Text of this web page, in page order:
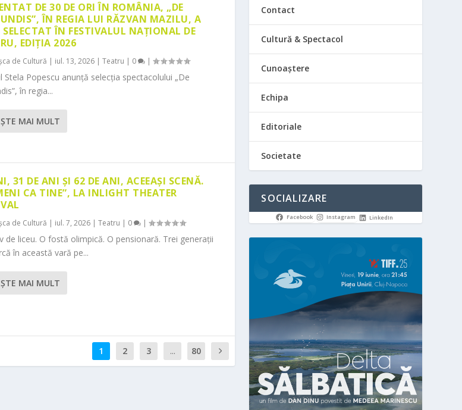
DE 30 DE ORI ÎN ROMÂNIA, „DE
ÎN REGIA LUI RĂZVAN MAZILU, A
SELECTAT ÎN FESTIVALUL NAȚIONAL DE
EDIȚIA 2026
de Cultură | iul. 13, 2026| Teatru | 0 |
Stela Popescu anunță selecția spectacolului „De
în regia...
MAI MULT
31 DE ANI ȘI 62 DE ANI, ACEEAȘI SCENĂ.
CA TINE”, LA INLIGHT THEATER
de Cultură | iul. 7, 2026| Teatru | 0 |
de liceu. O fostă olimpică. O pensionară. Trei generații
în această vară pe...
MAI MULT
1 2 3 ... 80
Contact
Cultură & Spectacol
Cunoaștere
Echipa
Editoriale
Societate
SOCIALIZARE
Facebook Instagram LinkedIn